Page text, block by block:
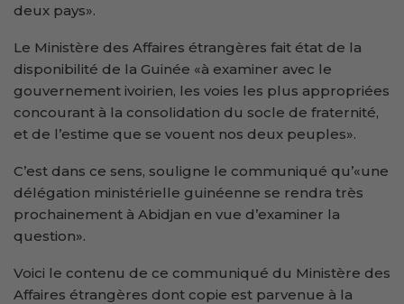
deux pays».
Le Ministère des Affaires étrangères fait état de la
disponibilité de la Guinée «à examiner avec le
gouvernement ivoirien, les voies les plus appropriées
concourant à la consolidation du socle de fraternité,
et de l’estime que se vouent nos deux peuples».
C’est dans ce sens, souligne le communiqué qu’«une
délégation ministérielle guinéenne se rendra très
prochainement à Abidjan en vue d’examiner la
question».
Voici le contenu de ce communiqué du Ministère des
Affaires étrangères dont copie est parvenue à la